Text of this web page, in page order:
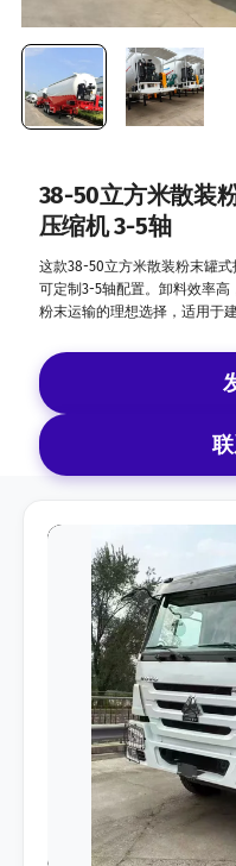
38-50立方米散装
压缩机 3-5轴
这款38-50立方米散装粉末罐
可定制3-5轴配置。卸料效率
粉末运输的理想选择，适用于